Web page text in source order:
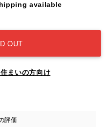
available
OUT
まいの方向け
評価